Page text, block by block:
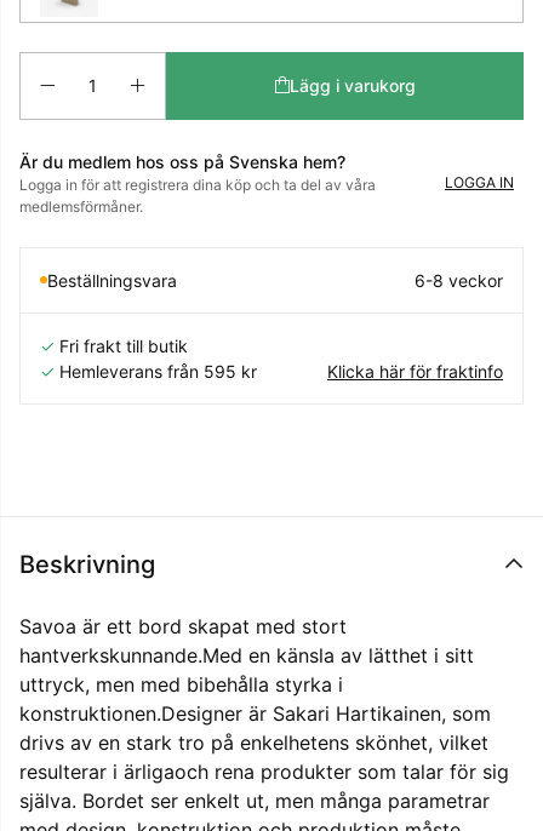
Lägg i varukorg
Är du medlem hos oss på Svenska hem?
Logga in för att registrera dina köp och ta del av våra
medlemsförmåner.
LOGGA IN
Beställningsvara 6-8 veckor
✓ Fri frakt till butik
✓ Hemleverans från 595 kr Klicka här för fraktinfo
Beskrivning
Savoa är ett bord skapat med stort
hantverkskunnande.Med en känsla av lätthet i sitt
uttryck, men med bibehålla styrka i
konstruktionen.Designer är Sakari Hartikainen, som
drivs av en stark tro på enkelhetens skönhet, vilket
resulterar i ärligaoch rena produkter som talar för sig
själva. Bordet ser enkelt ut, men många parametrar